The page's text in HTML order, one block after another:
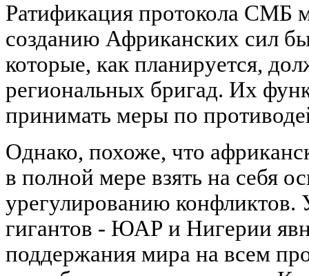
Ратификация протокола СМБ
созданию Африканских сил
которые, как планируется,
региональных бригад. Их
принимать меры по
Однако, похоже, что
в полной мере взять на себя
урегулированию конфликтов.
гигантов - ЮАР и Нигерии
поддержания мира на всем